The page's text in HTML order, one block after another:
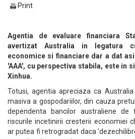
Print
Agentia de evaluare financiara
avertizat Australia in legatura
economice si financiare dar a dat
'AAA', cu perspectiva stabila, este in
Xinhua.
Totusi, agentia apreciaza ca
masiva a gospodariilor, din cauza
dependenta bancilor australiene
riscurile incetinirii cresterii economiei
ar putea fi retrogradat daca